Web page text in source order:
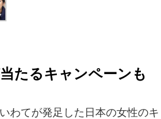
たるキャンペーンも
わてが発足した日本の女性のキ